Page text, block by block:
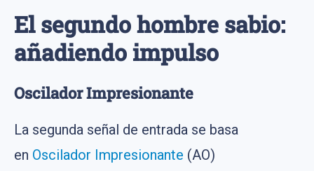
El segundo hombre sabio:
añadiendo impulso
Oscilador Impresionante
La segunda señal de entrada se basa
en Oscilador Impresionante (AO)